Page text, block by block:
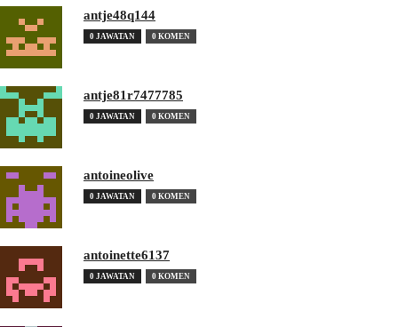
antje48q144
0 JAWATAN 0 KOMEN
antje81r7477785
0 JAWATAN 0 KOMEN
antoineolive
0 JAWATAN 0 KOMEN
antoinette6137
0 JAWATAN 0 KOMEN